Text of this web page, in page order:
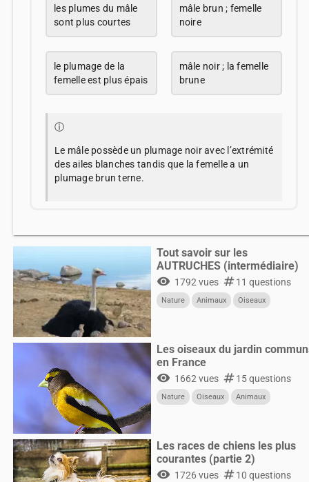
les plumes du mâle
sont plus courtes
mâle brun ; femelle
noire
le plumage de la
femelle est plus épais
mâle noir ; la femelle
brune
ⓘ
Le mâle possède un plumage noir avec l’extrémité
des ailes blanches tandis que la femelle a un
plumage brun terne.
Tout savoir sur les
AUTRUCHES (intermédiaire)
visibility 1792 vues numbers11 questions
Nature Animaux Oiseaux
Les oiseaux du jardin
en France
visibility 1662 vues numbers15 questions
Nature Oiseaux Animaux
Les races de chiens les plus
courantes (partie 2)
visibility 1726 vues numbers10 questions